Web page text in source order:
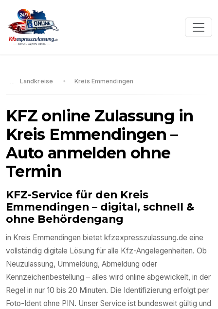
Landkreise Kreis Emmendingen
KFZ online Zulassung in
Kreis Emmendingen –
Auto anmelden ohne
Termin
KFZ-Service für den Kreis
Emmendingen – digital, schnell &
ohne Behördengang
in Kreis Emmendingen bietet kfzexpresszulassung.de eine
vollständig digitale Lösung für alle Kfz-Angelegenheiten. Ob
Neuzulassung, Ummeldung, Abmeldung oder
Kennzeichenbestellung – alles wird online abgewickelt, in der
Regel in nur 10 bis 20 Minuten. Die Identifizierung erfolgt per
Foto-Ident ohne PIN. Unser Service ist bundesweit gültig und